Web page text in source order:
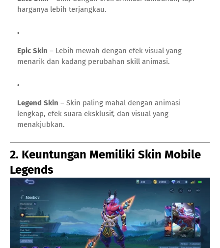
harganya lebih terjangkau.
Epic Skin – Lebih mewah dengan efek visual yang
menarik dan kadang perubahan skill animasi.
Legend Skin – Skin paling mahal dengan animasi
lengkap, efek suara eksklusif, dan visual yang
menakjubkan.
2. Keuntungan Memiliki Skin Mobile
Legends